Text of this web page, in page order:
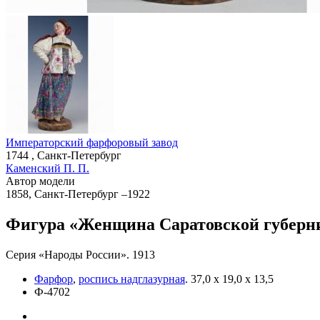
Императорский фарфоровый завод
1744 , Санкт-Петербург
Каменский П. П.
Автор модели
1858, Санкт-Петербург –1922
Фигура «Женщина Саратовской
Серия «Народы России». 1913
Фарфор, роспись надглазурная. 37,0 х 19,0 х 13,5
Ф-4702